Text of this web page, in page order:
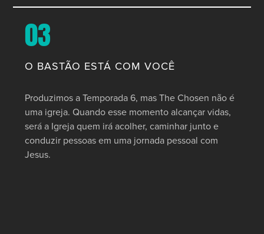
03
O BASTÃO ESTÁ COM VOCÊ
Produzimos a Temporada 6, mas The Chosen não é
uma igreja. Quando esse momento alcançar vidas,
será a Igreja quem irá acolher, caminhar junto e
conduzir pessoas em uma jornada pessoal com
Jesus.